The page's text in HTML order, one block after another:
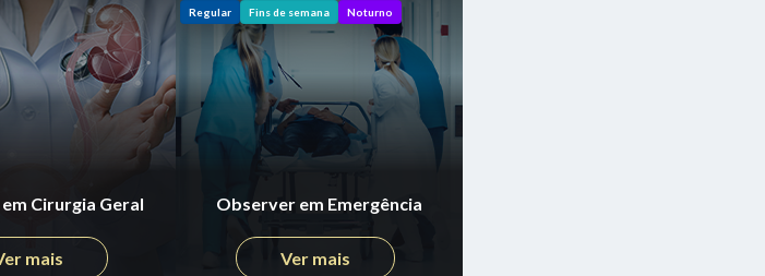
Cirurgia Geral
mais
Regular
Fins de semana Noturno
Observer em Emergência
Ver mais